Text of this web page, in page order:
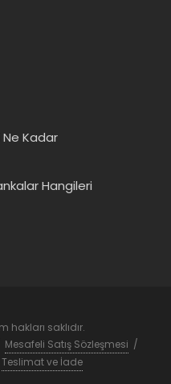
Kadar
Hangileri
hakları saklıdır.
Mesafeli Satış Sözleşmesi /
Teslimat ve İade